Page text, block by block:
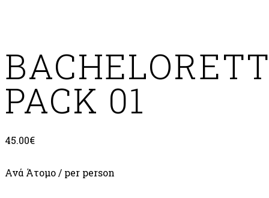
PACK 01
45.00€
Ανά Άτομο / per person